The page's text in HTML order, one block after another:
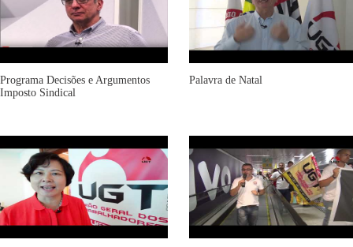
Programa Decisões e Argumentos
Imposto Sindical
Palavra de Natal